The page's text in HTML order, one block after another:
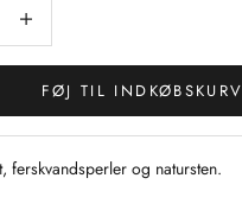
FØJ TIL INDKØBSKURV
ferskvandsperler og natursten.